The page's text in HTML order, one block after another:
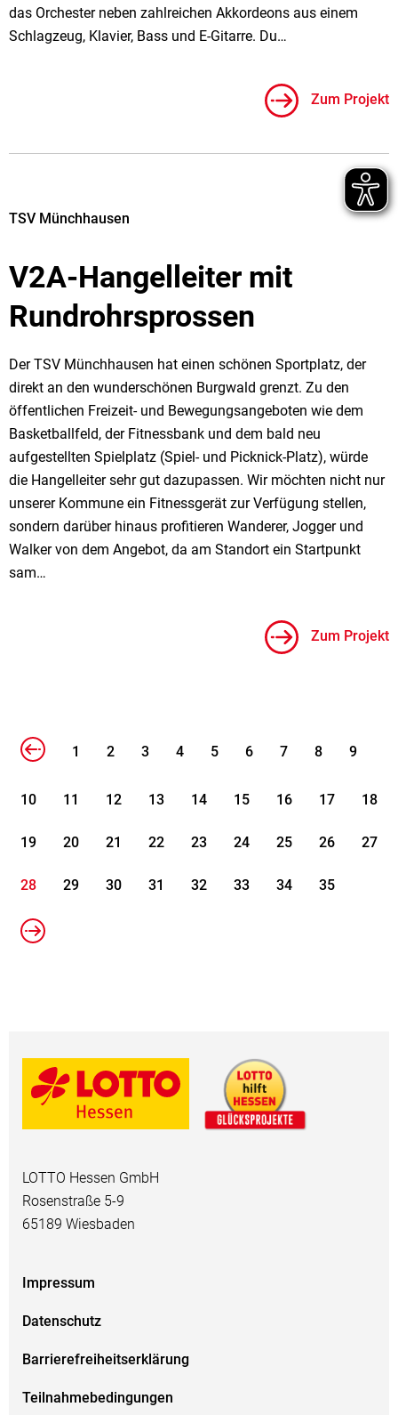
das Orchester neben zahlreichen Akkordeons aus einem
Schlagzeug, Klavier, Bass und E-Gitarre. Du…
Zum Projekt
V2A-Hangelleiter mit
Rundrohrsprossen
TSV Münchhausen
Der TSV Münchhausen hat einen schönen Sportplatz, der
direkt an den wunderschönen Burgwald grenzt. Zu den
öffentlichen Freizeit- und Bewegungsangeboten wie dem
Basketballfeld, der Fitnessbank und dem bald neu
aufgestellten Spielplatz (Spiel- und Picknick-Platz), würde
die Hangelleiter sehr gut dazupassen. Wir möchten nicht nur
unserer Kommune ein Fitnessgerät zur Verfügung stellen,
sondern darüber hinaus profitieren Wanderer, Jogger und
Walker von dem Angebot, da am Standort ein Startpunkt
sam…
Zum Projekt
1 2 3 4 5 6 7 8 9
10 11 12 13 14 15 16 17 18
19 20 21 22 23 24 25 26 27
28 29 30 31 32 33 34 35
LOTTO Hessen GmbH
Rosenstraße 5-9
65189 Wiesbaden
Impressum
Datenschutz
Barrierefreiheitserklärung
Teilnahmebedingungen